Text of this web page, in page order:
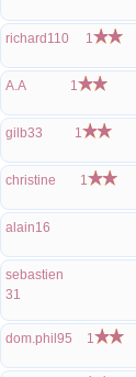
richard110 1
A.A 1
gilb33 1
christine 1
alain16
sebastien
31
dom.phil95 1